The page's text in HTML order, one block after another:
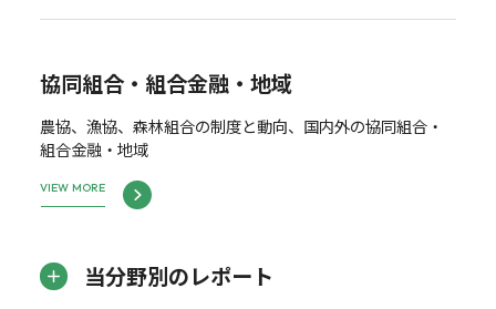
協同組合・組合金融・地域
農協、漁協、森林組合の制度と動向、国内外の協同組合・
組合金融・地域
VIEW MORE
当分野別のレポート